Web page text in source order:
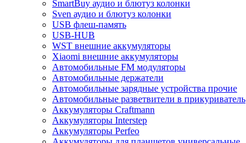
SmartBuy аудио и блютуз колонки
Sven аудио и блютуз колонки
USB флеш-память
USB-HUB
WST внешние аккумуляторы
Xiaomi внешние аккумуляторы
Автомобильные FM модуляторы
Автомобильные держатели
Автомобильные зарядные устройства прочие
Автомобильные разветвители в прикуриватель
Аккумуляторы Craftmann
Аккумуляторы Interstep
Аккумуляторы Perfeo